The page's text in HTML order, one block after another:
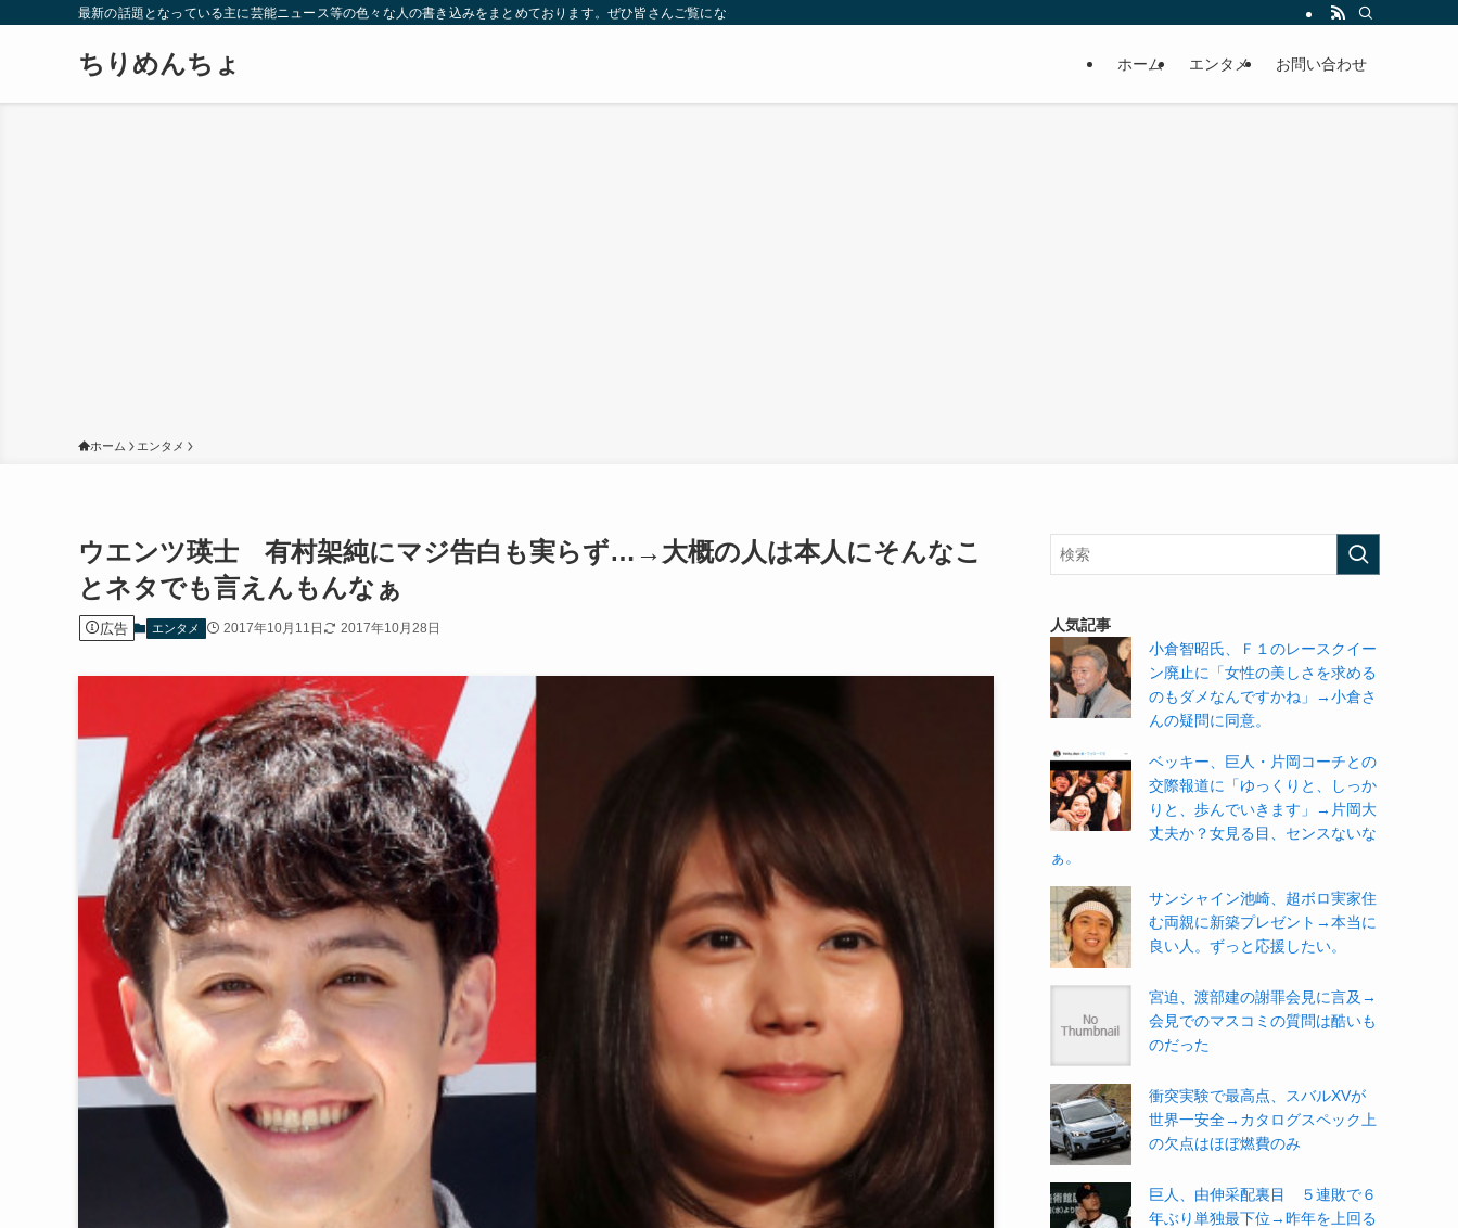
最新の話題となっている主に芸能ニュース等の色々な人の書き込みをまとめております。ぜひ皆さんご覧になっていってください。
ちりめんちょ ホーム エンタメ お問い合わせ
ホーム エンタメ
ウエンツ瑛士 有村架純にマジ告白も実らず…→大概の人は本人にそんなこ
とネタでも言えんもんなぁ
広告 エンタメ 2017年10月11日 2017年10月28日
人気記事
小倉智昭氏、Ｆ１のレースクイー
ン廃止に「女性の美しさを求める
のもダメなんですかね」→小倉さ
んの疑問に同意。
ベッキー、巨人・片岡コーチとの
交際報道に「ゆっくりと、しっか
りと、歩んでいきます」→片岡大
丈夫か？女見る目、センスないな
ぁ。
サンシャイン池崎、超ボロ実家住
む両親に新築プレゼント→本当に
良い人。ずっと応援したい。
宮迫、渡部建の謝罪会見に言及→
会見でのマスコミの質問は酷いも
のだった
衝突実験で最高点、スバルXVが
世界一安全→カタログスペック上
の欠点はほぼ燃費のみ
巨人、由伸采配裏目 ５連敗で６
年ぶり単独最下位→昨年を上回る